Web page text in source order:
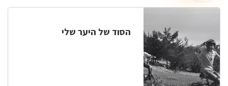
הסוד של היער שלי